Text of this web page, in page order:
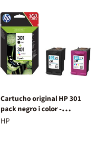
Cartucho original HP 301
pack negro i color -
N9J72AE
HP